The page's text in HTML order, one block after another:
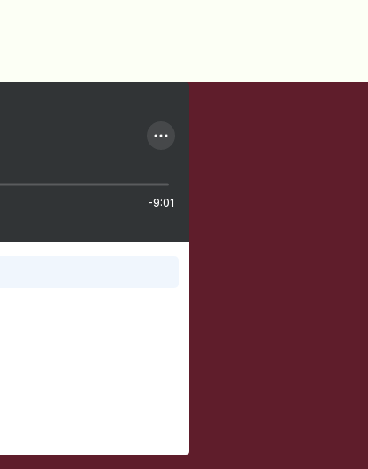
-9:01